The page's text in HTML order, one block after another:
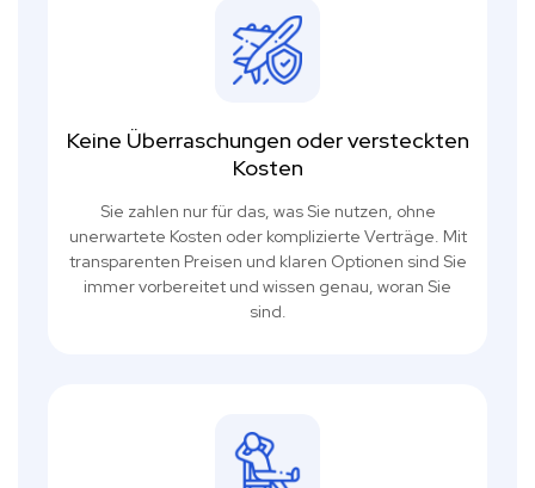
Keine Überraschungen oder versteckten
Kosten
Sie zahlen nur für das, was Sie nutzen, ohne
unerwartete Kosten oder komplizierte Verträge. Mit
transparenten Preisen und klaren Optionen sind Sie
immer vorbereitet und wissen genau, woran Sie
sind.